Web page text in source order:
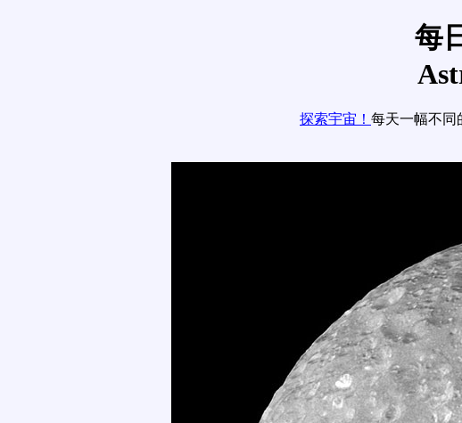
每
探索宇宙！ 每天一幅不同